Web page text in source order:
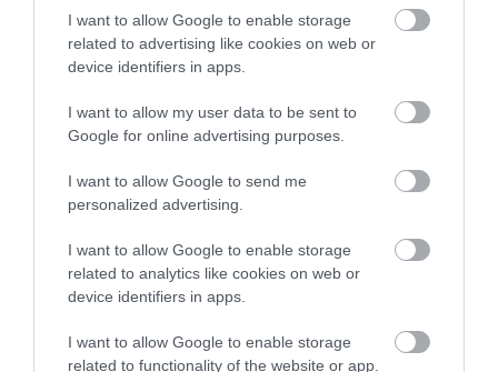
I want to allow Google to enable storage
related to advertising like cookies on web or
device identifiers in apps.
I want to allow my user data to be sent to
Google for online advertising purposes.
I want to allow Google to send me
personalized advertising.
I want to allow Google to enable storage
related to analytics like cookies on web or
device identifiers in apps.
I want to allow Google to enable storage
related to functionality of the website or app.
DAVID ATTENBOROUGH 100
MEGTANÍTOTTA A VILÁGNAK,
HOGYAN KELL NÉZNI A
2026-05-08
NOBEL-DÍJAT KAPOTT EGY
AZ OKOZTA A RÁKOT